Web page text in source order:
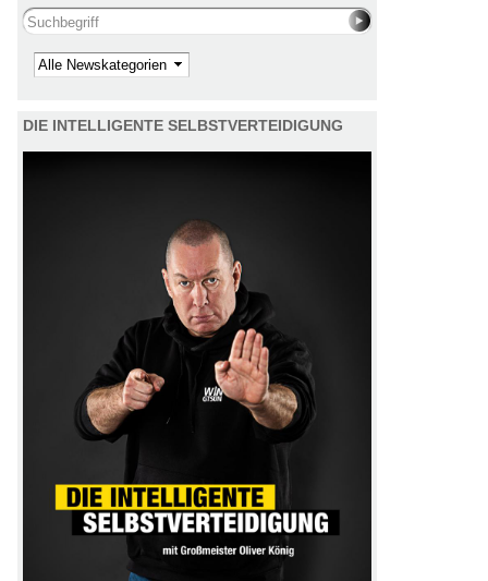
Search this site
Kategorie
DIE INTELLIGENTE SELBSTVERTEIDIGUNG